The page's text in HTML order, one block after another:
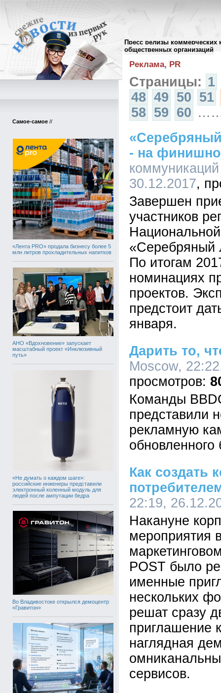
Пресс релизы коммерческих
общественных организаций
Самое-самое //
«Лента PRO» продала бизнесу более 5
млн литров прохладительных напитков
АНО «Вдохновение» запускает
масштабный проект «Инклюзивный
путь»
«Не думать о каждом шаге»:
российские инженеры представили
электронный коленный модуль для
людей после ампутации бедра
Во Владивостоке открылся демоцентр
«Гравитон»
Архив пресс-релизов//
Реклама, PR
Страницы: 1
48 49 50 51
58 59 60
- на
30.12.2017
Завершен
участников
«Серебряный
По итогам
номинациях
проектов.
предстоит
января.
Дарить то,
Moscow,
Команды
представили
рекламную
Как создать
22:19,
Накануне
мероприятия
POST было
именные
нескольких
решат сразу
приглашение
наглядная
сервисов.